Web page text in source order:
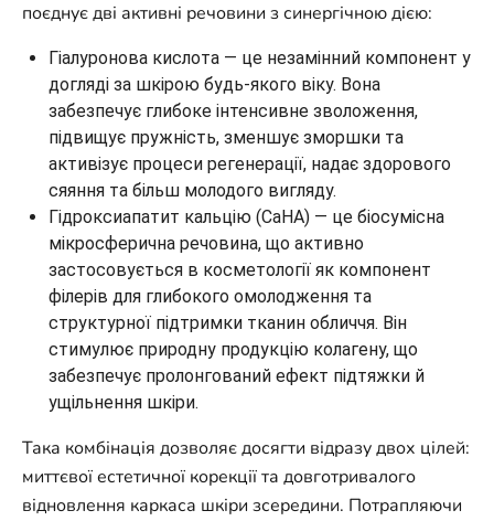
поєднує дві активні речовини з синергічною дією:
Гіалуронова кислота — це незамінний компонент у
догляді за шкірою будь-якого віку. Вона
забезпечує глибоке інтенсивне зволоження,
підвищує пружність, зменшує зморшки та
активізує процеси регенерації, надає здорового
сяяння та більш молодого вигляду.
Гідроксиапатит кальцію (CaHA) — це біосумісна
мікросферична речовина, що активно
застосовується в косметології як компонент
філерів для глибокого омолодження та
структурної підтримки тканин обличчя. Він
стимулює природну продукцію колагену, що
забезпечує пролонгований ефект підтяжки й
ущільнення шкіри.
Така комбінація дозволяє досягти відразу двох цілей:
миттєвої естетичної корекції та довготривалого
відновлення каркаса шкіри зсередини. Потрапляючи